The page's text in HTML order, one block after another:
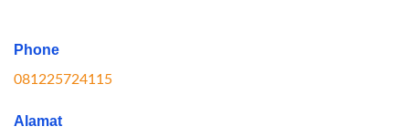
Phone
081225724115
Alamat